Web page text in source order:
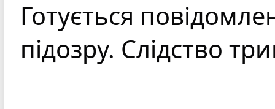
Готується
підозру. Слідство